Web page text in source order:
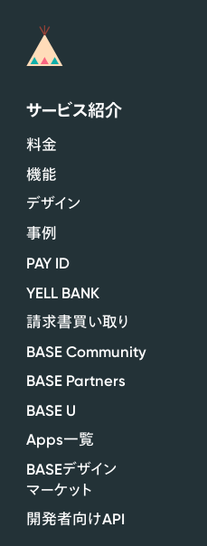
サービス紹介
料金
機能
デザイン
事例
PAY ID
YELL BANK
請求書買い取り
BASE Community
BASE Partners
BASE U
Apps一覧
BASEデザイン
マーケット
開発者向けAPI